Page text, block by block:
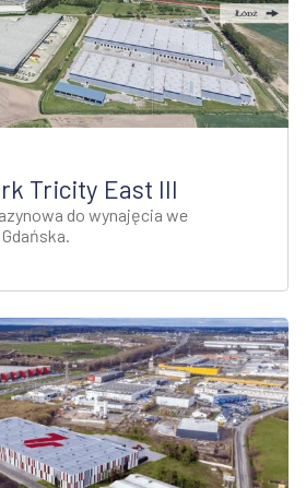
Tricity East III
do wynajęcia we